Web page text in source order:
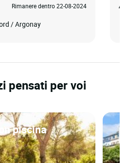
Rimanere dentro 22-08-2024
/ Argonay
pensati per voi
piscina